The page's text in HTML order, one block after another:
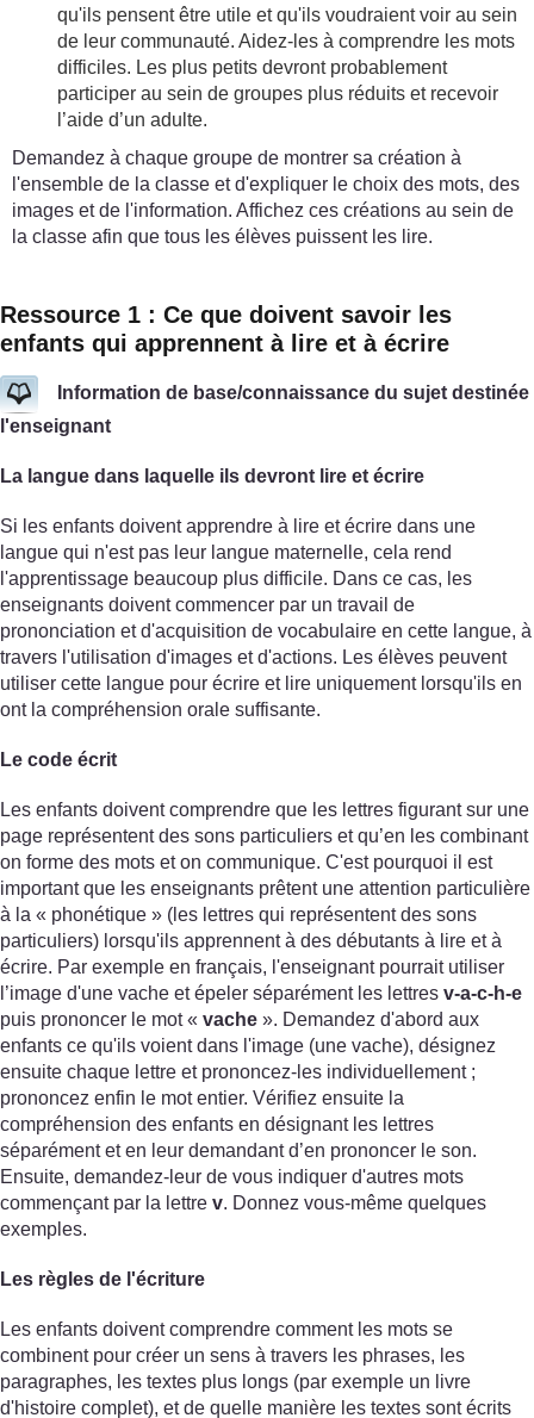
qu'ils pensent être utile et qu'ils voudraient voir au sein
de leur communauté. Aidez-les à comprendre les mots
difficiles. Les plus petits devront probablement
participer au sein de groupes plus réduits et recevoir
l’aide d’un adulte.
Demandez à chaque groupe de montrer sa création à
l'ensemble de la classe et d'expliquer le choix des mots, des
images et de l'information. Affichez ces créations au sein de
la classe afin que tous les élèves puissent les lire.
Ressource 1 : Ce que doivent savoir les
enfants qui apprennent à lire et à écrire
Information de base/connaissance du sujet destinée
l'enseignant
La langue dans laquelle ils devront lire et écrire
Si les enfants doivent apprendre à lire et écrire dans une
langue qui n'est pas leur langue maternelle, cela rend
l'apprentissage beaucoup plus difficile. Dans ce cas, les
enseignants doivent commencer par un travail de
prononciation et d'acquisition de vocabulaire en cette langue, à
travers l'utilisation d'images et d'actions. Les élèves peuvent
utiliser cette langue pour écrire et lire uniquement lorsqu'ils en
ont la compréhension orale suffisante.
Le code écrit
Les enfants doivent comprendre que les lettres figurant sur une
page représentent des sons particuliers et qu’en les combinant
on forme des mots et on communique. C'est pourquoi il est
important que les enseignants prêtent une attention particulière
à la « phonétique » (les lettres qui représentent des sons
particuliers) lorsqu'ils apprennent à des débutants à lire et à
écrire. Par exemple en français, l'enseignant pourrait utiliser
l’image d'une vache et épeler séparément les lettres v-a-c-h-e
puis prononcer le mot « vache ». Demandez d'abord aux
enfants ce qu'ils voient dans l'image (une vache), désignez
ensuite chaque lettre et prononcez-les individuellement ;
prononcez enfin le mot entier. Vérifiez ensuite la
compréhension des enfants en désignant les lettres
séparément et en leur demandant d’en prononcer le son.
Ensuite, demandez-leur de vous indiquer d'autres mots
commençant par la lettre v. Donnez vous-même quelques
exemples.
Les règles de l'écriture
Les enfants doivent comprendre comment les mots se
combinent pour créer un sens à travers les phrases, les
paragraphes, les textes plus longs (par exemple un livre
d'histoire complet), et de quelle manière les textes sont écrits